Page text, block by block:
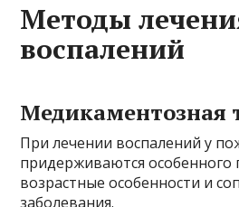
Методы
воспалений
Медикаментозная
При лечении воспалений у
придерживаются особенного
возрастные особенности и
заболевания.